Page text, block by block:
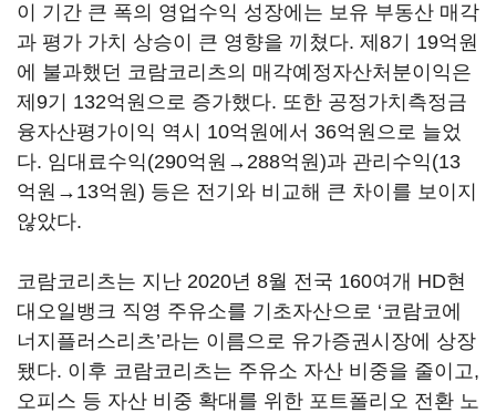
이 기간 큰 폭의 영업수익 성장에는 보유 부동산 매각
과 평가 가치 상승이 큰 영향을 끼쳤다. 제8기 19억원
에 불과했던 코람코리츠의 매각예정자산처분이익은
제9기 132억원으로 증가했다. 또한 공정가치측정금
융자산평가이익 역시 10억원에서 36억원으로 늘었
다. 임대료수익(290억원→288억원)과 관리수익(13
억원→13억원) 등은 전기와 비교해 큰 차이를 보이지
않았다.
코람코리츠는 지난 2020년 8월 전국 160여개 HD현
대오일뱅크 직영 주유소를 기초자산으로 ‘코람코에
너지플러스리츠’라는 이름으로 유가증권시장에 상장
됐다. 이후 코람코리츠는 주유소 자산 비중을 줄이고,
오피스 등 자산 비중 확대를 위한 포트폴리오 전환 노